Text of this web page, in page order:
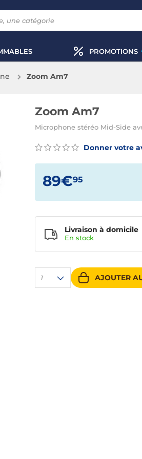
PROMOTIONS
Zoom Am7
Zoom Am7
Microphone stéréo Mid-Side
Donner votre
89€95
1 AJOUTER
Livraison à domicile
En stock